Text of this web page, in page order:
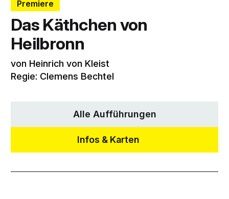
Premiere
Das Käthchen von
Heilbronn
von Heinrich von Kleist
Regie: Clemens Bechtel
Alle Aufführungen
Infos & Karten